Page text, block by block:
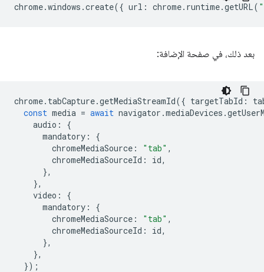
chrome.windows .create({ url : chrome. runtime.getURL(
بعد ذلك، في صفحة الإضافة:
chrome. tabCapture.getMediaStreamId({ targetTabId :
const media = await navigator .mediaDevices .
audio :
{
mandatory :
{
chromeMediaSource : "tab" ,
chromeMediaSourceId : id,
},
},
video :
{
mandatory :
{
chromeMediaSource : "tab" ,
chromeMediaSourceId : id,
},
},
});